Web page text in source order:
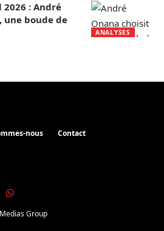
ANALYSES
: André
une boude de
nous
Contact
Group